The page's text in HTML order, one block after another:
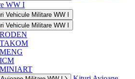
WW I
Vehicule Militare WW I
Vehicule Militare WW I
RODEN
TAKOM
MENG
ICM
MINIART